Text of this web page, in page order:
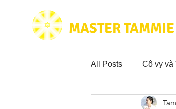
MASTER
All Posts Cô vy và
Hoạt động vì